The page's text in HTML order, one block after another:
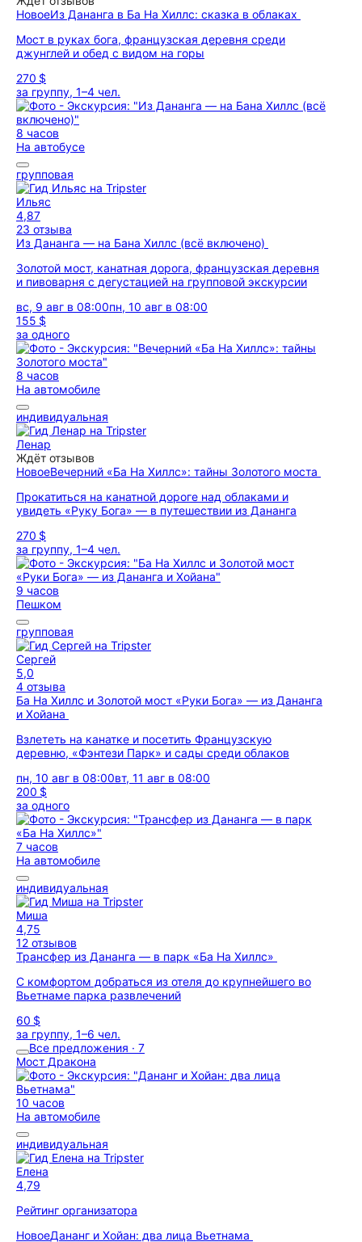
НовоеИз Дананга в Ба На Хиллс: сказка в облаках
Мост в руках бога, французская деревня среди
джунглей и обед с видом на горы
270 $
за группу, 1–4 чел.
8 часов
На автобусе
групповая
Ильяс
4,87
23 отзыва
Из Дананга — на Бана Хиллс (всё включено)
Золотой мост, канатная дорога, французская деревня
и пивоварня с дегустацией на групповой экскурсии
вс, 9 авг в 08:00пн, 10 авг в 08:00
155 $
за одного
8 часов
На автомобиле
индивидуальная
Ленар
Ждёт отзывов
НовоеВечерний «Ба На Хиллс»: тайны Золотого моста
Прокатиться на канатной дороге над облаками и
увидеть «Руку Бога» — в путешествии из Дананга
270 $
за группу, 1–4 чел.
9 часов
Пешком
групповая
Сергей
5,0
4 отзыва
Ба На Хиллс и Золотой мост «Руки Бога» — из Дананга
и Хойана
Взлететь на канатке и посетить Французскую
деревню, «Фэнтези Парк» и сады среди облаков
пн, 10 авг в 08:00вт, 11 авг в 08:00
200 $
за одного
7 часов
На автомобиле
индивидуальная
Миша
4,75
12 отзывов
Трансфер из Дананга — в парк «Ба На Хиллс»
С комфортом добраться из отеля до крупнейшего во
Вьетнаме парка развлечений
60 $
за группу, 1–6 чел.
Все предложения · 7
Мост Дракона
10 часов
На автомобиле
индивидуальная
Елена
4,79
Рейтинг организатора
НовоеДананг и Хойан: два лица Вьетнама